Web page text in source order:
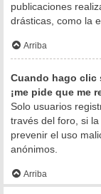
publicaciones
drásticas, como la
Arriba
Cuando hago clic
¡me pide que me
Solo usuarios
través del foro, si
prevenir el uso
anónimos.
Arriba